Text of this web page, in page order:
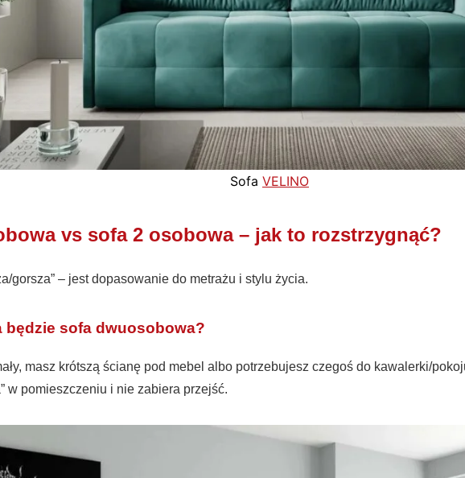
Sofa VELINO
vs sofa 2 osobowa – jak to rozstrzygnąć?
gorsza” – jest dopasowanie do metrażu i stylu życia.
będzie sofa dwuosobowa?
masz krótszą ścianę pod mebel albo potrzebujesz czegoś do kawalerki/
w pomieszczeniu i nie zabiera przejść.